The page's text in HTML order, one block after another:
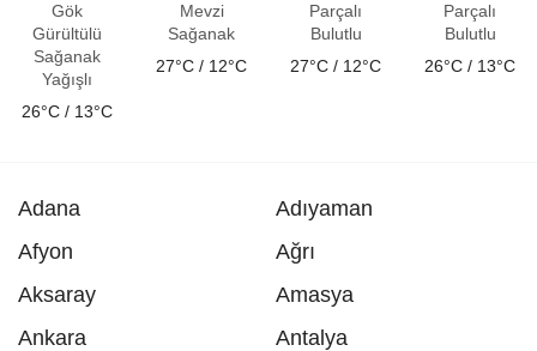
Gök
Gürültülü
Sağanak
Yağışlı
26°C / 13°C
Mevzi
Sağanak
27°C / 12°C
Parçalı
Bulutlu
27°C / 12°C
Parçalı
Bulutlu
26°C / 13°C
Adana
Adıyaman
Afyon
Ağrı
Aksaray
Amasya
Ankara
Antalya